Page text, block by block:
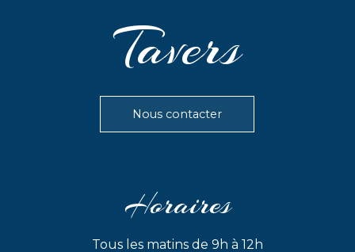
Tavers
Nous contacter
Horaires
Tous les matins de 9h à 12h